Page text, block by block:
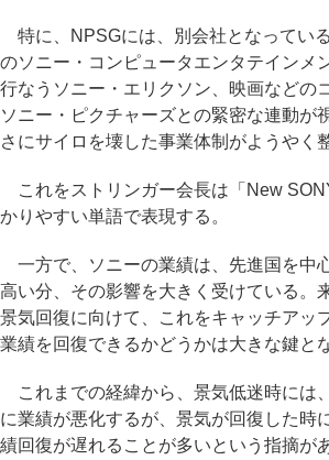
特に、NPSGには、別会社となってい
のソニー・コンピュータエンタテインメ
行なうソニー・エリクソン、映画などの
ソニー・ピクチャーズとの緊密な連動が
さにサイロを壊した事業体制がようやく
これをストリンガー会長は「New
かりやすい単語で表現する。
一方で、ソニーの業績は、先進国を中
高い分、その影響を大きく受けている。
景気回復に向けて、これをキャッチアッ
業績を回復できるかどうかは大きな鍵と
これまでの経緯から、景気低迷時には
に業績が悪化するが、景気が回復した時
績回復が遅れることが多いという指摘が